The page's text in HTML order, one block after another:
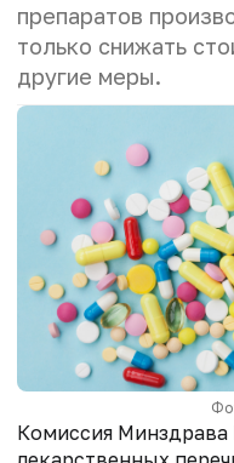
препаратов
только снижать
другие меры.
Комиссия